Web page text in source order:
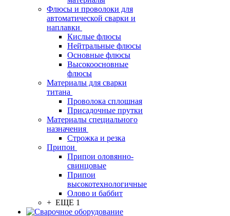
Флюсы и проволоки для
автоматической сварки и
наплавки
Кислые флюсы
Нейтральные флюсы
Основные флюсы
Высокоосновные
флюсы
Материалы для сварки
титана
Проволока сплошная
Присадочные прутки
Материалы специального
назначения
Строжка и резка
Припои
Припои оловянно-
свинцовые
Припои
высокотехнологичные
Олово и баббит
+ ЕЩЕ 1